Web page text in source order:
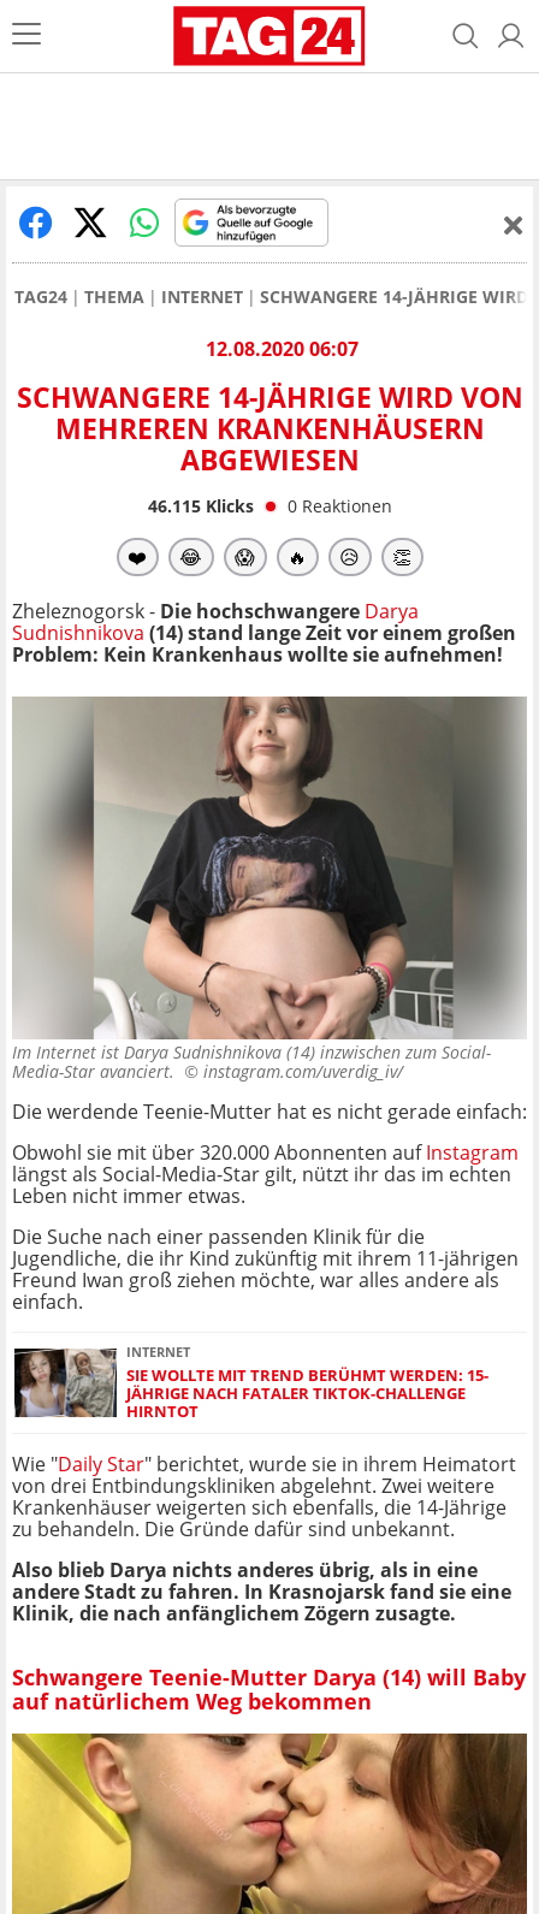
TAG24 THEMA INTERNET SCHWANGERE 14-JÄHRIGE WIRD
12.08.2020 06:07
SCHWANGERE 14-JÄHRIGE WIRD VON
MEHREREN KRANKENHÄUSERN
ABGEWIESEN
46.115Klicks 0 Reaktionen
❤️ 😂 😱 🔥 😥 👏
Zheleznogorsk - Die hochschwangere Darya
Sudnishnikova (14) stand lange Zeit vor einem großen
Problem: Kein Krankenhaus wollte sie aufnehmen!
Im Internet ist Darya Sudnishnikova (14) inzwischen zum Social-
Media-Star avanciert. © instagram.com/uverdig_iv/
Die werdende Teenie-Mutter hat es nicht gerade einfach:
Obwohl sie mit über 320.000 Abonnenten aufInstagram
längst als Social-Media-Star gilt, nützt ihr das im echten
Leben nicht immer etwas.
Die Suche nach einer passenden Klinik für die
Jugendliche, die ihr Kind zukünftig mit ihrem 11-jährigen
Freund Iwan groß ziehen möchte, war alles andere als
einfach.
INTERNET
SIE WOLLTE MIT TREND BERÜHMT WERDEN: 15-
JÄHRIGE NACH FATALER TIKTOK-CHALLENGE
HIRNTOT
Wie "Daily Star" berichtet, wurde sie in ihrem Heimatort
von drei Entbindungskliniken abgelehnt. Zwei weitere
Krankenhäuser weigerten sich ebenfalls, die 14-Jährige
zu behandeln. Die Gründe dafür sind unbekannt.
Also blieb Darya nichts anderes übrig, als in eine
andere Stadt zu fahren. In Krasnojarsk fand sie eine
Klinik, die nach anfänglichem Zögern zusagte.
Schwangere Teenie-Mutter Darya (14) will Baby
auf natürlichem Weg bekommen